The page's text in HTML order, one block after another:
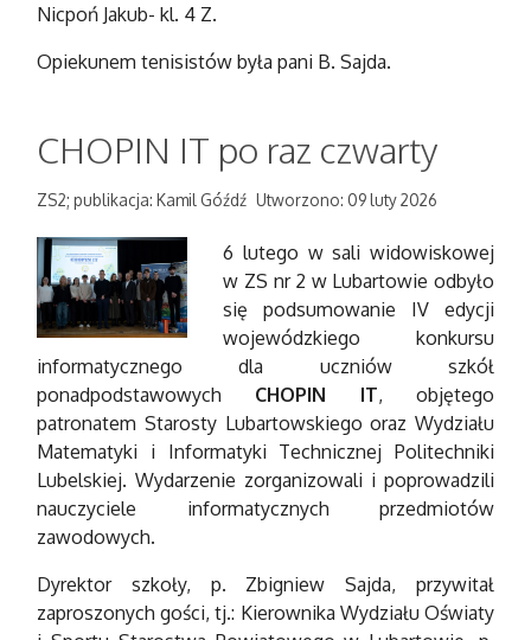
Nicpoń Jakub- kl. 4 Z.
Opiekunem tenisistów była pani B. Sajda.
CHOPIN IT po raz czwarty
ZS2; publikacja: Kamil Góźdź Utworzono: 09 luty 2026
6 lutego w sali widowiskowej
w ZS nr 2 w Lubartowie odbyło
się podsumowanie IV edycji
wojewódzkiego konkursu
informatycznego dla uczniów szkół
ponadpodstawowych CHOPIN IT, objętego
patronatem Starosty Lubartowskiego oraz Wydziału
Matematyki i Informatyki Technicznej Politechniki
Lubelskiej. Wydarzenie zorganizowali i poprowadzili
nauczyciele informatycznych przedmiotów
zawodowych.
Dyrektor szkoły, p. Zbigniew Sajda, przywitał
zaproszonych gości, tj.: Kierownika Wydziału Oświaty